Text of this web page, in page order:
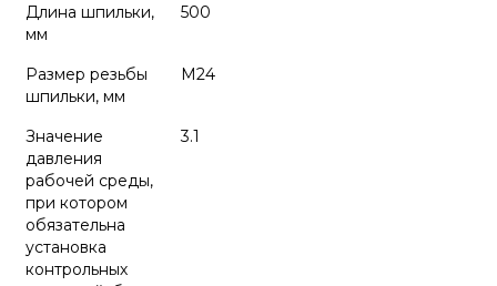
Длина шпильки,
мм
500
Размер резьбы
шпильки, мм
М24
Значение
давления
рабочей среды,
при котором
обязательна
установка
контрольных
3.1